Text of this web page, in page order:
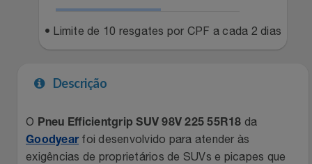
Eletroportáteis
Ferramentas
Giftty
Jbl
Le Lis
Natura
• Limite de 10 resgates por CPF a cada 2 dias
Descrição
O Pneu Efficientgrip SUV 98V 225 55R18 da
Goodyearfoi desenvolvido para atender às
exigências de proprietários de SUVs e picapes que